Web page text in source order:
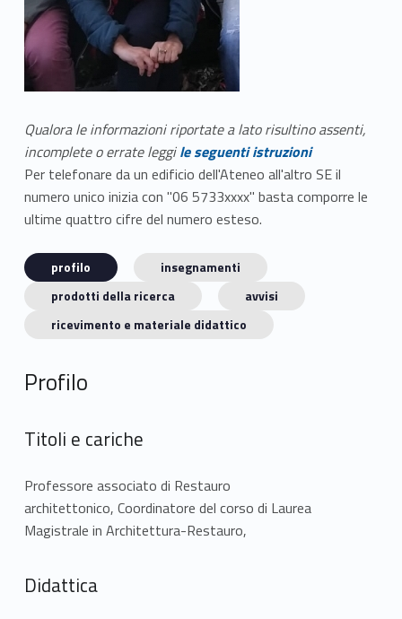
Qualora le informazioni riportate a lato risultino assenti,
incomplete o errate leggile seguenti istruzioni
Per telefonare da un edificio dell'Ateneo all'altro SE il
numero unico inizia con "06 5733xxxx" basta comporre le
ultime quattro cifre del numero esteso.
profilo
insegnamenti
prodotti della ricerca
avvisi
ricevimento e materiale didattico
Profilo
Titoli e cariche
Professore associato di Restauro
architettonico, Coordinatore del corso di Laurea
Magistrale in Architettura-Restauro,
Didattica